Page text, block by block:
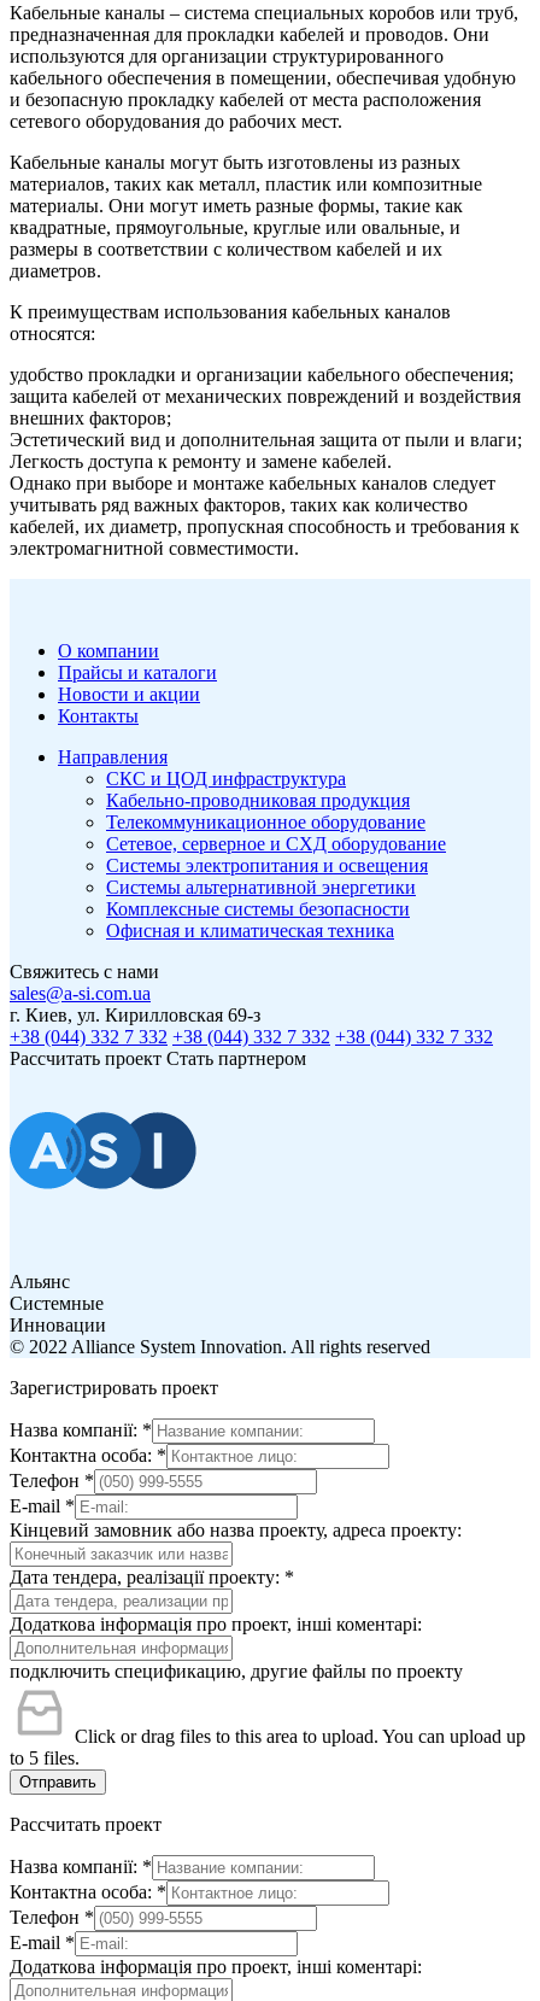
Кабельные каналы – система специальных коробов или труб,
предназначенная для прокладки кабелей и проводов. Они
используются для организации структурированного
кабельного обеспечения в помещении, обеспечивая удобную
и безопасную прокладку кабелей от места расположения
сетевого оборудования до рабочих мест.
Кабельные каналы могут быть изготовлены из разных
материалов, таких как металл, пластик или композитные
материалы. Они могут иметь разные формы, такие как
квадратные, прямоугольные, круглые или овальные, и
размеры в соответствии с количеством кабелей и их
диаметров.
К преимуществам использования кабельных каналов
относятся:
удобство прокладки и организации кабельного обеспечения;
защита кабелей от механических повреждений и воздействия
внешних факторов;
Эстетический вид и дополнительная защита от пыли и влаги;
Легкость доступа к ремонту и замене кабелей.
Однако при выборе и монтаже кабельных каналов следует
учитывать ряд важных факторов, таких как количество
кабелей, их диаметр, пропускная способность и требования к
электромагнитной совместимости.
О компании
Прайсы и каталоги
Новости и акции
Контакты
Направления
СКС и ЦОД инфраструктура
Кабельно-проводниковая продукция
Телекоммуникационное оборудование
Сетевое, серверное и СХД оборудование
Системы электропитания и освещения
Системы альтернативной энергетики
Комплексные системы безопасности
Офисная и климатическая техника
Свяжитесь с нами
sales@a-si.com.ua
г. Киев, ул. Кирилловская 69-з
+38 (044) 332 7 332 +38 (044) 332 7 332 +38 (044) 332 7 332
Рассчитать проект Стать партнером
Альянс
Системные
Инновации
© 2022 Alliance System Innovation. All rights reserved
Зарегистрировать проект
Назва компанії: *
Контактна особа: *
Телефон *
E-mail *
Кінцевий замовник або назва проекту, адреса проекту:
Дата тендера, реалізації проекту: *
Додаткова інформація про проект, інші коментарі:
подключить спецификацию, другие файлы по проекту
Click or drag files to this area to upload. You can upload up
to 5 files.
Отправить
Рассчитать проект
Назва компанії: *
Контактна особа: *
Телефон *
E-mail *
Додаткова інформація про проект, інші коментарі: